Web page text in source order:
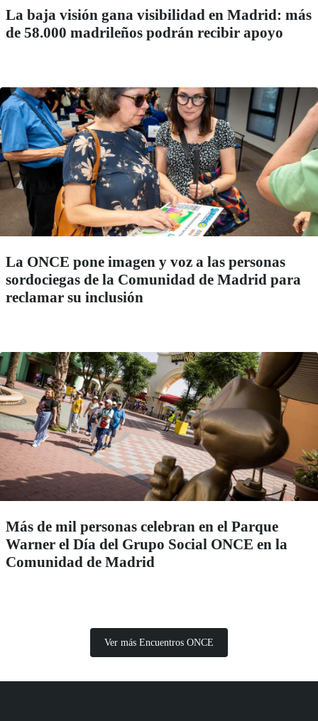
La baja visión gana visibilidad en Madrid: más
de 58.000 madrileños podrán recibir apoyo
La ONCE pone imagen y voz a las personas
sordociegas de la Comunidad de Madrid para
reclamar su inclusión
Más de mil personas celebran en el Parque
Warner el Día del Grupo Social ONCE en la
Comunidad de Madrid
Ver más Encuentros ONCE